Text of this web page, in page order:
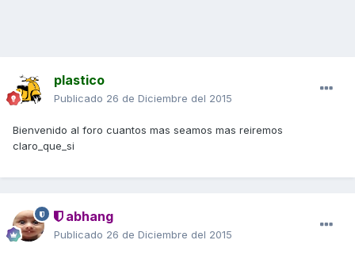
plastico
Publicado 26 de Diciembre del 2015
Bienvenido al foro cuantos mas seamos mas reiremos
claro_que_si
abhang
Publicado 26 de Diciembre del 2015